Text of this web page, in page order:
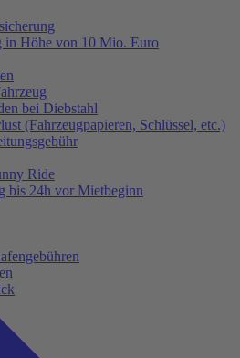
in Höhe von 10 Mio. Euro
bei Diebstahl
(Fahrzeugpapieren, Schlüssel, etc.)
Ride
bis 24h vor Mietbeginn